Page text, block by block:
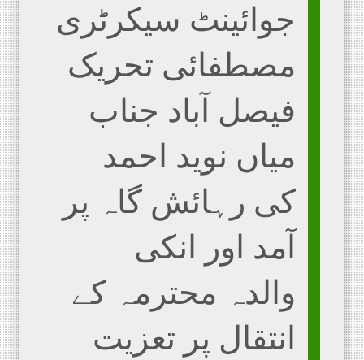
جوائینٹ سیکرٹری
مصطفائی تحریک
فیصل آباد جناب
میاں نوید احمد
کی رہائش گاہ پر
آمد اور انکی
والدہ محترمہ کے
انتقال پر تعزیت